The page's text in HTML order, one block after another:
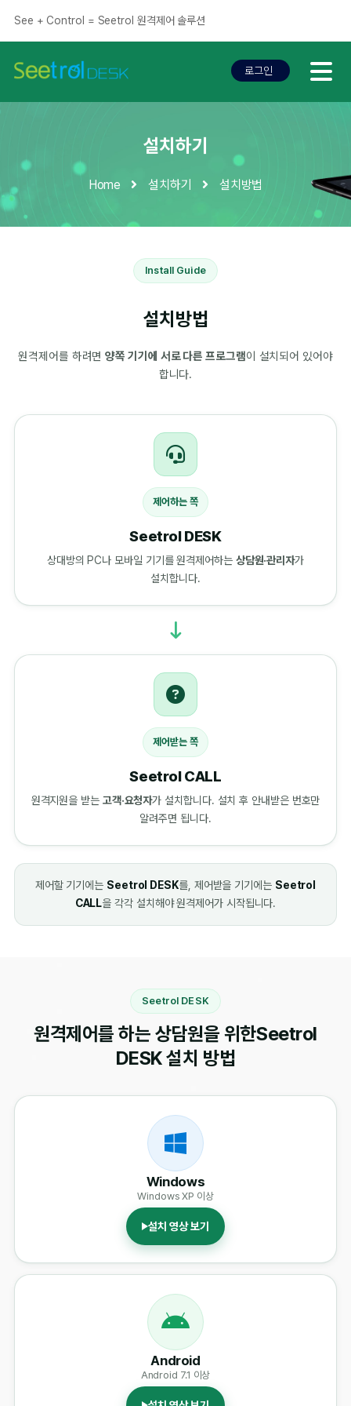
See + Control = Seetrol 원격제어 솔루션
로그인
설치하기
Home 설치하기 설치방법
Install Guide
설치방법
원격제어를 하려면양쪽 기기에 서로 다른 프로그램이 설치되어 있어야
합니다.
제어하는 쪽
Seetrol DESK
상대방의 PC나 모바일 기기를 원격제어하는 상담원·관리자가
설치합니다.
제어받는 쪽
Seetrol CALL
원격지원을 받는 고객·요청자가 설치합니다. 설치 후 안내받은 번호만
알려주면 됩니다.
제어할 기기에는 Seetrol DESK를, 제어받을 기기에는 Seetrol
CALL을 각각 설치해야 원격제어가 시작됩니다.
Seetrol DESK
원격제어를 하는 상담원을 위한Seetrol
DESK 설치 방법
Windows
Windows XP 이상
설치 영상 보기
Android
Android 7.1 이상